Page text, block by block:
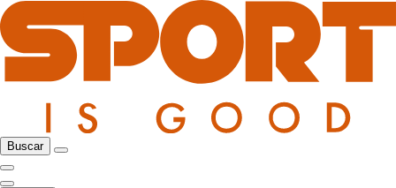
Buscar